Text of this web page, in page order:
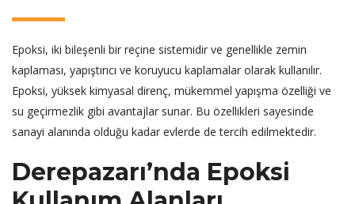
Epoksi, iki bileşenli bir reçine sistemidir ve genellikle zemin
kaplaması, yapıştırıcı ve koruyucu kaplamalar olarak kullanılır.
Epoksi, yüksek kimyasal direnç, mükemmel yapışma özelliği ve
su geçirmezlik gibi avantajlar sunar. Bu özellikleri sayesinde
sanayi alanında olduğu kadar evlerde de tercih edilmektedir.
Derepazarı’nda Epoksi